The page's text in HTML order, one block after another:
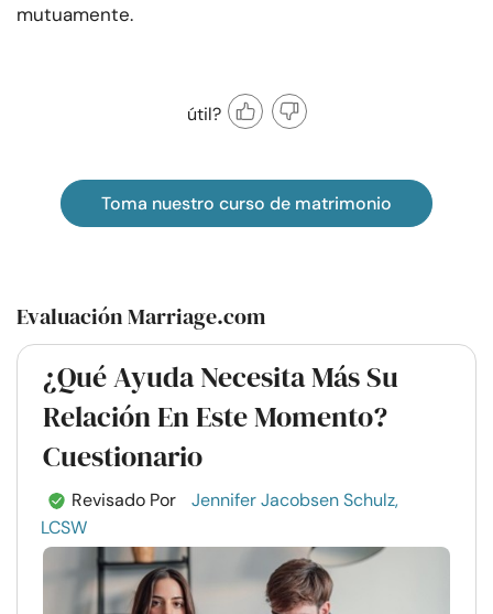
mutuamente.
útil?
Toma nuestro curso de matrimonio
Evaluación Marriage.com
¿Qué Ayuda Necesita Más Su
Relación En Este Momento?
Cuestionario
Revisado Por
Jennifer Jacobsen Schulz,
LCSW